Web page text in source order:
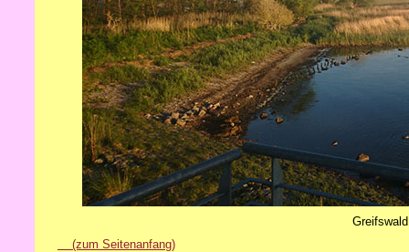
(zum Seitenanfang)